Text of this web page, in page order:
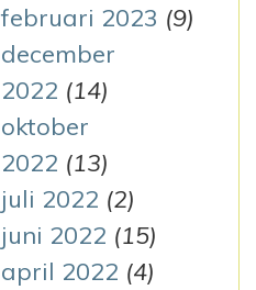
februari 2023 (9)
december
2022 (14)
oktober
2022 (13)
juli 2022 (2)
juni 2022 (15)
april 2022 (4)